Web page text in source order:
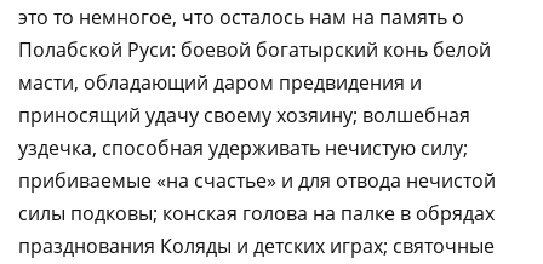
это то немногое, что осталось нам на память о
Полабской Руси: боевой богатырский конь белой
масти, обладающий даром предвидения и
приносящий удачу своему хозяину; волшебная
уздечка, способная удерживать нечистую силу;
прибиваемые «на счастье» и для отвода нечистой
силы подковы; конская голова на палке в обрядах
празднования Коляды и детских играх; святочные